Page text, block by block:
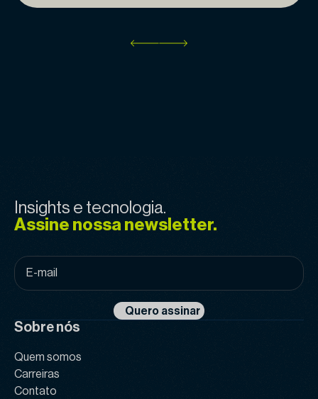
Insights e tecnologia.
Assine nossa newsletter.
E-
mail
*
Quero assinar
Sobre nós
Quem somos
Carreiras
Contato